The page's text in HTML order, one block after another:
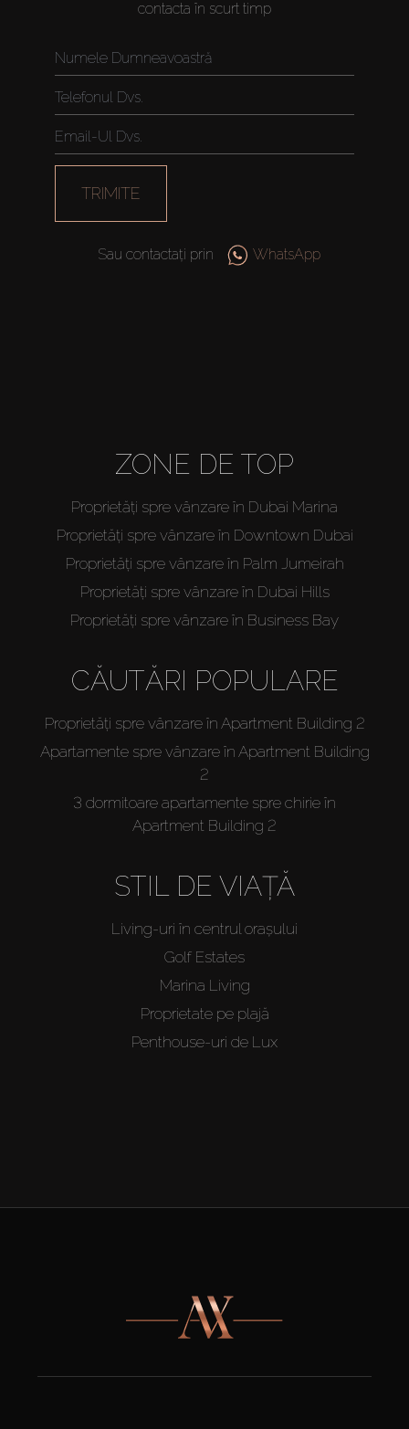
Off-Plan
Agenți
About Us
contacta în scurt timp
TRIMITE
Sau contactați prin WhatsApp
ZONE DE TOP
Proprietăți spre vânzare în Dubai Marina
Proprietăți spre vânzare în Downtown Dubai
Proprietăți spre vânzare în Palm Jumeirah
Proprietăți spre vânzare în Dubai Hills
Proprietăți spre vânzare în Business Bay
CĂUTĂRI POPULARE
Proprietăți spre vânzare în Apartment Building 2
Apartamente spre vânzare în Apartment Building
2
3 dormitoare apartamente spre chirie în
Apartment Building 2
STIL DE VIAȚĂ
Living-uri în centrul orașului
Golf Estates
Marina Living
Proprietate pe plajă
Penthouse-uri de Lux